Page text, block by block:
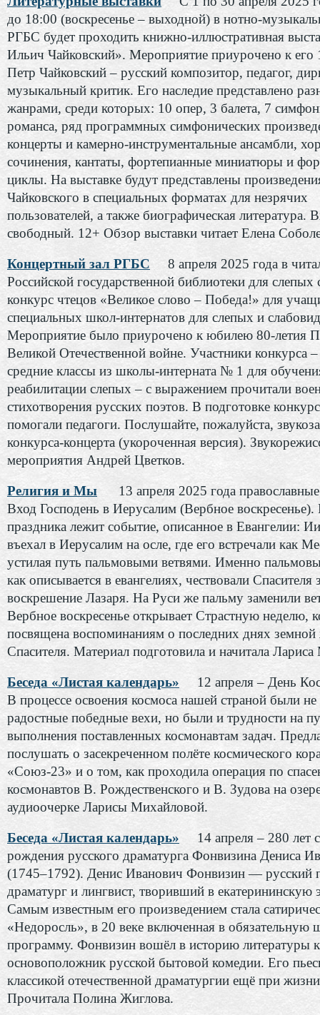
до 18:00 (воскресенье – выходной) в нотно-
РГБС будет проходить книжно-иллюстративная
Ильич Чайковский». Мероприятие приурочено к его
Петр Чайковский – русский композитор, педагог,
музыкальный критик. Его наследие представлено
жанрами, среди которых: 10 опер, 3 балета, 7
романса, ряд программных симфонических
концерты и камерно-инструментальные ансамбли,
сочинения, кантаты, фортепианные миниатюры и
циклы. На выставке будут представлены
Чайковского в специальных форматах для незрячих
пользователей, а также биографическая литература.
свободный. 12+ Обзор выставки читает Елена
Концертный зал РГБС
8 апреля 2025 года в
Российской государственной библиотеки для слепых
конкурс чтецов «Великое слово – Победа!» для
специальных школ-интернатов для слепых и
Мероприятие было приурочено к юбилею 80-летия
Великой Отечественной войне. Участники конкурса
средние классы из школы-интерната № 1 для
реабилитации слепых – с выражением прочитали
стихотворения русских поэтов. В подготовке
помогали педагоги. Послушайте, пожалуйста,
конкурса-концерта (укороченная версия).
мероприятия Андрей Цветков.
Религия и Мы
13 апреля 2025 года
Вход Господень в Иерусалим (Вербное воскресенье).
праздника лежит событие, описанное в Евангелии:
въехал в Иерусалим на осле, где его встречали как
устилая путь пальмовыми ветвями. Именно
как описывается в евангелиях, чествовали Спасителя
воскрешение Лазаря. На Руси же пальму заменили
Вербное воскресенье открывает Страстную неделю,
посвящена воспоминаниям о последних днях
Спасителя. Материал подготовила и начитала
Беседа «Листая календарь» 12 апреля – День
В процессе освоения космоса нашей страной были не
радостные победные вехи, но были и трудности на
выполнения поставленных космонавтам задач.
послушать о засекреченном полёте космического
«Союз-23» и о том, как проходила операция по
космонавтов В. Рождественского и В. Зудова на
аудиоочерке Ларисы Михайловой.
Беседа «Листая календарь» 14 апреля – 280 лет
рождения русского драматурга Фонвизина Дениса
(1745–1792). Денис Иванович Фонвизин — русский
драматург и лингвист, творивший в екатерининскую
Самым известным его произведением стала
«Недоросль», в 20 веке включенная в обязательную
программу. Фонвизин вошёл в историю литературы
основоположник русской бытовой комедии. Его
классикой отечественной драматургии ещё при
Прочитала Полина Жиглова.